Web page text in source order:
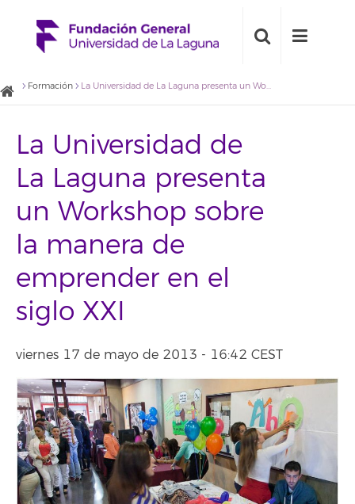
Formación La Universidad de La Laguna presenta un Workshop sobre la manera de emprender en el siglo XXI
La Universidad de
La Laguna presenta
un Workshop sobre
la manera de
emprender en el
siglo XXI
viernes 17 de mayo de 2013 - 16:42 CEST